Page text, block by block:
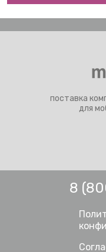
поставка
для
8